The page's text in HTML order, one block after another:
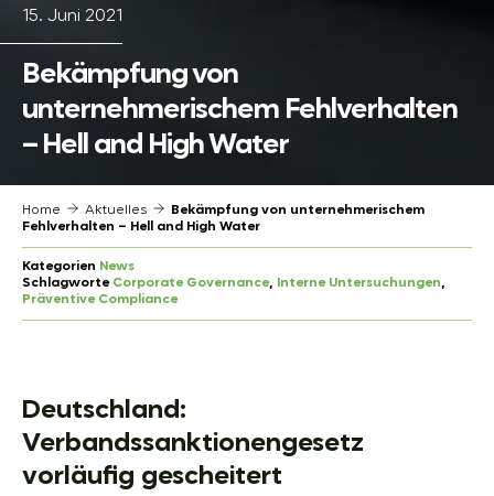
15. Juni 2021
Bekämpfung von
unternehmerischem Fehlverhalten
– Hell and High Water
Home Aktuelles
Bekämpfung von unternehmerischem
Fehlverhalten – Hell and High Water
Kategorien News
Schlagworte Corporate Governance, Interne Untersuchungen
Präventive Compliance
Deutschland:
Verbandssanktionengesetz
vorläufig gescheitert